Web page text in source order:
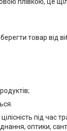
товар від
під час
оптики,